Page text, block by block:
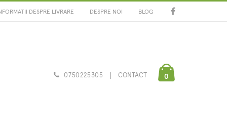
DESPRE LIVRARE DESPRE NOI BLOG
0750225305 CONTACT 0